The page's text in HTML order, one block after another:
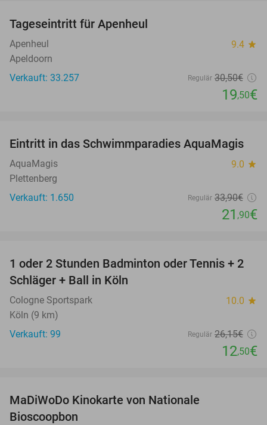
Tageseintritt für Apenheul
Apenheul 9.4 star
Apeldoorn
Verkauft: 33.257
Regulär 30,50€
19,50€
35%
Eintritt in das Schwimmparadies AquaMagis
AquaMagis 9.0 star
Plettenberg
Verkauft: 1.650
Regulär 33,90€
21 ,90€
52%
1 oder 2 Stunden Badminton oder Tennis + 2
Schläger + Ball in Köln
Cologne Sportspark 10.0 star
Köln (9 km)
Verkauft: 99
Regulär 26,15€
12,50€
MaDiWoDo Kinokarte von Nationale
Bioscoopbon